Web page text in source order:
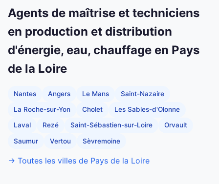
Agents de maîtrise et techniciens
en production et distribution
d'énergie, eau, chauffage en Pays
de la Loire
Nantes Angers Le Mans Saint-Nazaire
La Roche-sur-Yon Cholet Les Sables-d'Olonne
Laval Rezé Saint-Sébastien-sur-Loire Orvault
Saumur Vertou Sèvremoine
→ Toutes les villes de Pays de la Loire